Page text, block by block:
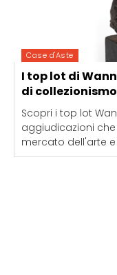
Case d'Aste
I top lot di
di
Scopri i top lot
aggiudicazioni
mercato dell'arte